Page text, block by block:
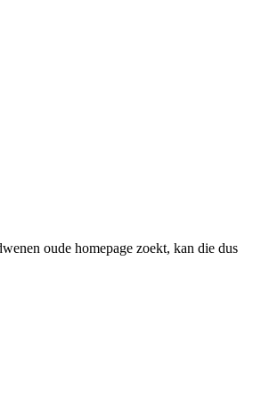
oude homepage zoekt, kan die dus